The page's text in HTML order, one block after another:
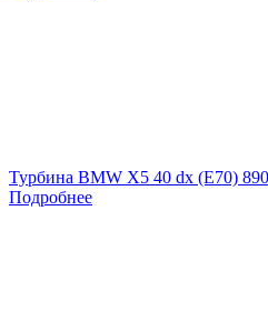
Турбина BMW X5 40 dx (E70)
Подробнее